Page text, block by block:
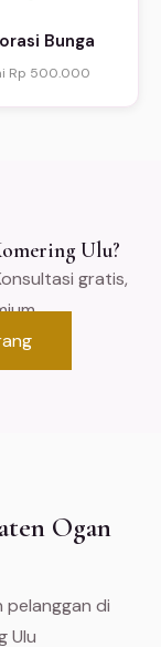
Bunga
Rp 500.000
Ulu?
gratis,
Ogan
di
Ulu